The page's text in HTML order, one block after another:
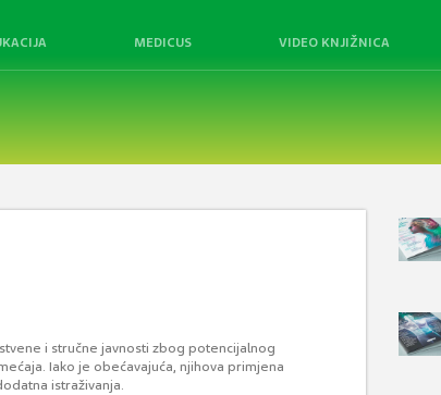
MEDICUS VIDEO KNJIŽNICA
i stručne javnosti zbog potencijalnog
Iako je obećavajuća, njihova primjena
istraživanja.